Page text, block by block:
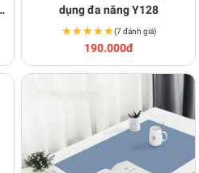
dụng đa năng Y128
★★★★★
★★★★★(7 đánh giá)
190.000đ